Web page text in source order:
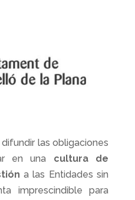
las obligaciones
en una cultura de
a las Entidades sin
imprescindible para